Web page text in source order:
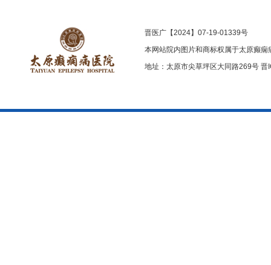
晋医广【2024】07-19-01339号
本网站院内图片和商标权属于太原癫
地址：太原市尖草坪区大同路269号 晋